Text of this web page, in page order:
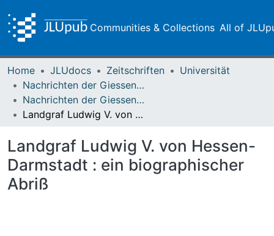
Communities & Collections All of
Home JLUdocs Zeitschriften
Universität
Nachrichten der Giessener Hochschulgesellschaft
Nachrichten der Giessener Hochschulgesellschaft Vol. 24 (1955)
Landgraf Ludwig V. von Hessen-Darmstadt : ein biographischer Abriß
Landgraf Ludwig V. von Hessen-
Darmstadt : ein biographischer
Abriß